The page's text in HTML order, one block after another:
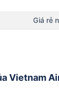
Giá rẻ
Vietnam